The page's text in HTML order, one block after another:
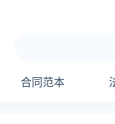
合同范本